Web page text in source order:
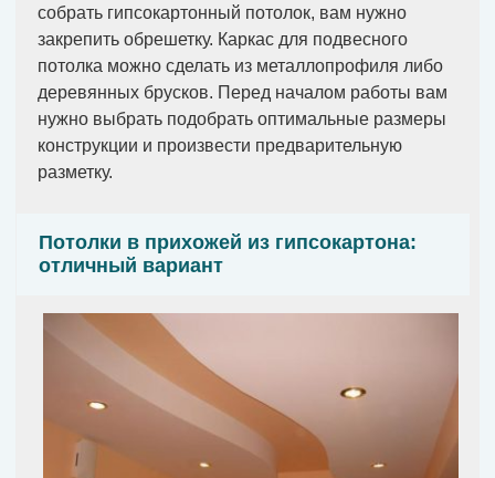
собрать гипсокартонный потолок, вам нужно
закрепить обрешетку. Каркас для подвесного
потолка можно сделать из металлопрофиля либо
деревянных брусков. Перед началом работы вам
нужно выбрать подобрать оптимальные размеры
конструкции и произвести предварительную
разметку.
Потолки в прихожей из гипсокартона:
отличный вариант